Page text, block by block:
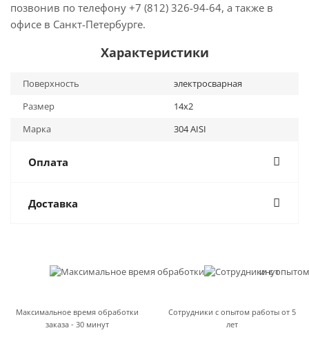
позвонив по телефону +7 (812) 326-94-64, а также в
офисе в Санкт-Петербурге.
Характеристики
Поверхность
электросварная
Размер
14х2
Марка
304 AISI
Оплата
Доставка
Максимальное время обработки
заказа - 30 минут
Сотрудники с опытом работы от 5
лет